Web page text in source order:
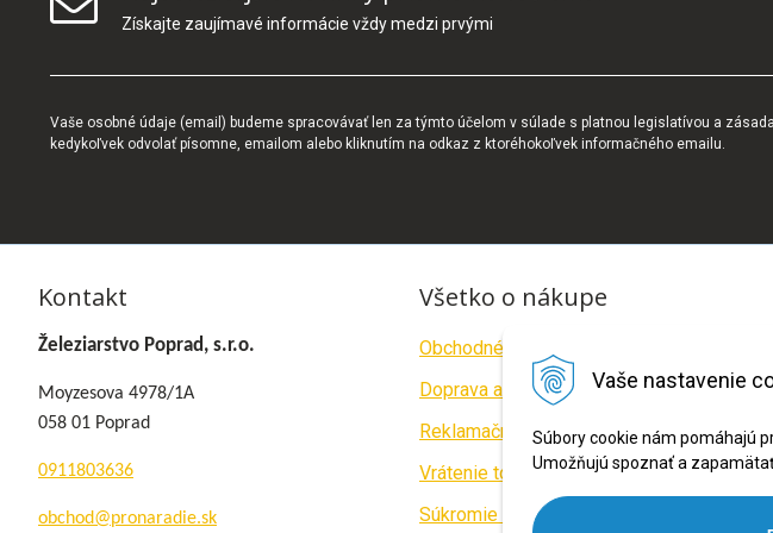
Vaše nastavenie
Súbory cookie nám pomáhajú
Umožňujú spoznať a
Získajte zaujímavé informácie vždy medzi prvými
Vaše osobné údaje (email) budeme spracovávať len za týmto účelom v súlade s platnou legislatívou a
kedykoľvek odvolať písomne, emailom alebo kliknutím na odkaz z ktoréhokoľvek informačného emailu.
Kontakt
Železiarstvo Poprad, s.r.o.
Moyzesova 4978/1A
058 01 Poprad
0911803636
obchod@pronaradie.sk
Všetko o nákupe
Obchodné podmienky
Doprava a platba
Reklamačný poriadok
Vrátenie tovaru
Súkromie a cookies